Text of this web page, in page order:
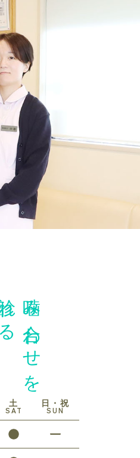
噛み合わせを
る
土
SAT
日・祝
SUN